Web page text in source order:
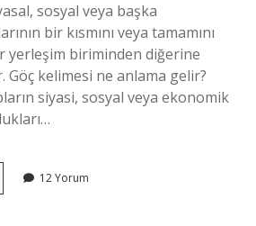
sosyal veya başka
bir kısmını veya tamamını
yerleşim biriminden diğerine
kelimesi ne anlama gelir?
siyasi, sosyal veya ekonomik
12 Yorum